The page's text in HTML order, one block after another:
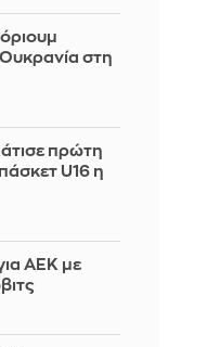
στη
πρώτη
U16 η
ΑΕΚ με